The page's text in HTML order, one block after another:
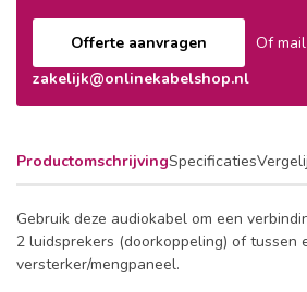
Offerte aanvragen
Of
zakelijk@onlinekabelshop.nl
ProductomschrijvingSpecificaties
Gebruik deze audiokabel om een
2 luidsprekers (doorkoppeling) of tussen
versterker/mengpaneel.